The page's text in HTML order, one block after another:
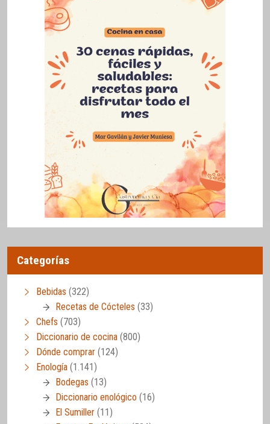
Categorías
Bebidas (322)
Recetas de Cócteles (33)
Chefs (703)
Diccionario de cocina (800)
Dónde comprar (124)
Enología (1.141)
Bodegas (13)
Diccionario enológico (16)
El Sumiller (11)